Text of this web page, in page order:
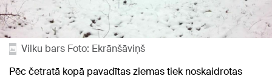
Vilku bars Foto: Ekrānšāviņš
Pēc četratā kopā pavadītas ziemas tiek noskaidrotas